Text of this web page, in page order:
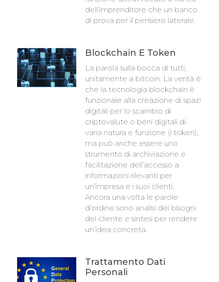
dell’imprenditore che un banco
di prova per il pensiero laterale.
Blockchain E Token
La parola sulla bocca di tutti,
unitamente a bitcoin. La verità è
che la tecnologia blockchain è
funzionale alla creazione di spazi
digitali per lo scambio di
criptovalute o beni digitali di
varia natura e funzione (i token),
ma può anche essere uno
strumento di archiviazione e
facilitazione dell’accesso a
informazioni rilevanti per
un’impresa e i suoi clienti.
Ancora una volta le parole
d’ordine sono analisi dei bisogni
del cliente e sintesi per rendere
un’idea concreta.
Trattamento Dati
Personali